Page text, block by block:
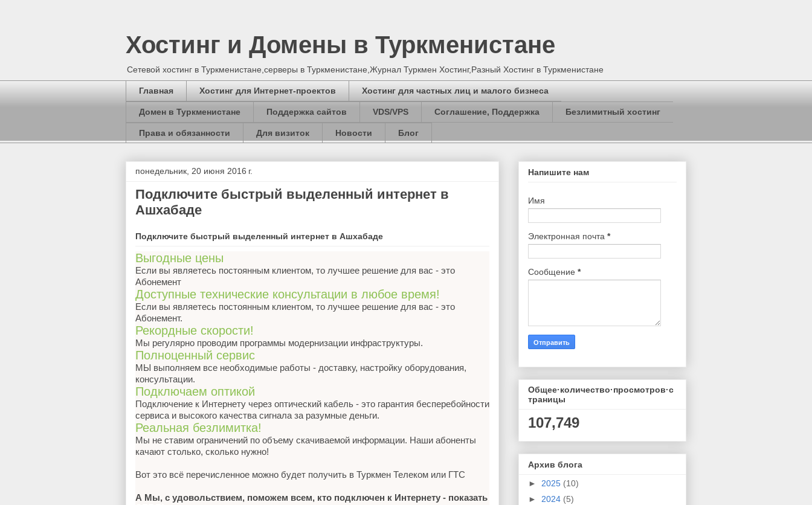
Хостинг и Домены в Туркменистане
Сетевой хостинг в Туркменистане,серверы в Туркменистане,Журнал Туркмен Хостинг,Разный Хостинг в Туркменистане
Главная Хостинг для Интернет-проектов Хостинг для частных лиц и малого бизнеса
Домен в Туркменистане Поддержка сайтов VDS/VPS Соглашение, Поддержка Безлимитный хостинг
Права и обязанности Для визиток Новости Блог
понедельник, 20 июня 2016 г.
Подключите быстрый выделенный интернет в
Ашхабаде
Подключите быстрый выделенный интернет в Ашхабаде
Выгодные цены
Если вы являетесь постоянным клиентом, то лучшее решение для вас - это
Абонемент
Доступные технические консультации в любое время!
Если вы являетесь постоянным клиентом, то лучшее решение для вас - это
Абонемент.
Рекордные скорости!
Мы регулярно проводим программы модернизации инфраструктуры.
Полноценный сервис
МЫ выполняем все необходимые работы - доставку, настройку оборудования,
консультации.
Подключаем оптикой
Подключение к Интернету через оптический кабель - это гарантия бесперебойности
сервиса и высокого качества сигнала за разумные деньги.
Реальная безлимитка!
Мы не ставим ограничений по объему скачиваемой информации. Наши абоненты
качают столько, сколько нужно!
Вот это всё перечисленное можно будет получить в Туркмен Телеком или ГТС
А Мы, с удовольствием, поможем всем, кто подключен к Интернету - показать
Напишите нам
Имя
Электронная почта *
Сообщение *
Общее·количество·просмотров·с
траницы
107,749
Архив блога
► 2025 (10)
► 2024 (5)